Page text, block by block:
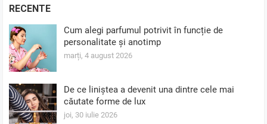
RECENTE
Cum alegi parfumul potrivit în funcție de
personalitate și anotimp
marți, 4 august 2026
De ce liniștea a devenit una dintre cele mai
căutate forme de lux
joi, 30 iulie 2026